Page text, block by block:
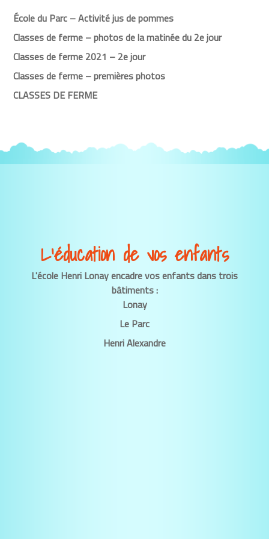
École du Parc – Activité jus de pommes
Classes de ferme – photos de la matinée du 2e jour
Classes de ferme 2021 – 2e jour
Classes de ferme – premières photos
CLASSES DE FERME
L’éducation de vos enfants
L'école Henri Lonay encadre vos enfants dans trois
bâtiments :
Lonay
Le Parc
Henri Alexandre